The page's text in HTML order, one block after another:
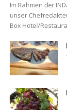
Im Rahmen der
unser
Box Hotel/